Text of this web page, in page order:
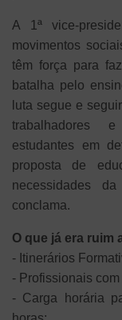
A 1ª vice-
movimentos
têm força para
batalha pelo
luta segue e
trabalhadores
estudantes em
proposta de
necessidades
conclama.
O que já era ruim
- Itinerários
- Profissionais
- Carga horária